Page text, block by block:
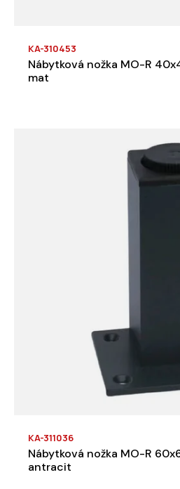
KA-310453
Nábytková nožka MO-R
mat
KA-311036
Nábytková nožka MO-R
antracit